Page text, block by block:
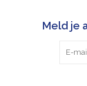
Meld je